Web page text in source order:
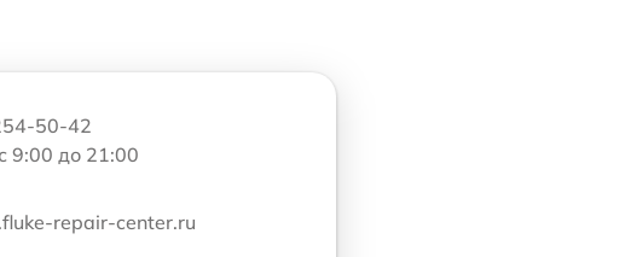
50-42
9:00 до 21:00
repair-center.ru